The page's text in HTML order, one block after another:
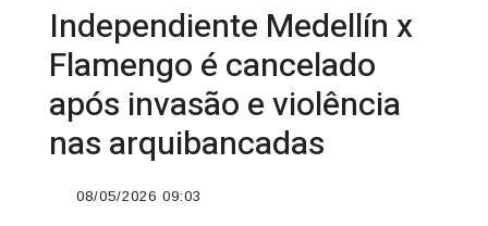
Independiente Medellín x
Flamengo é cancelado
após invasão e violência
nas arquibancadas
08/05/2026 09:03